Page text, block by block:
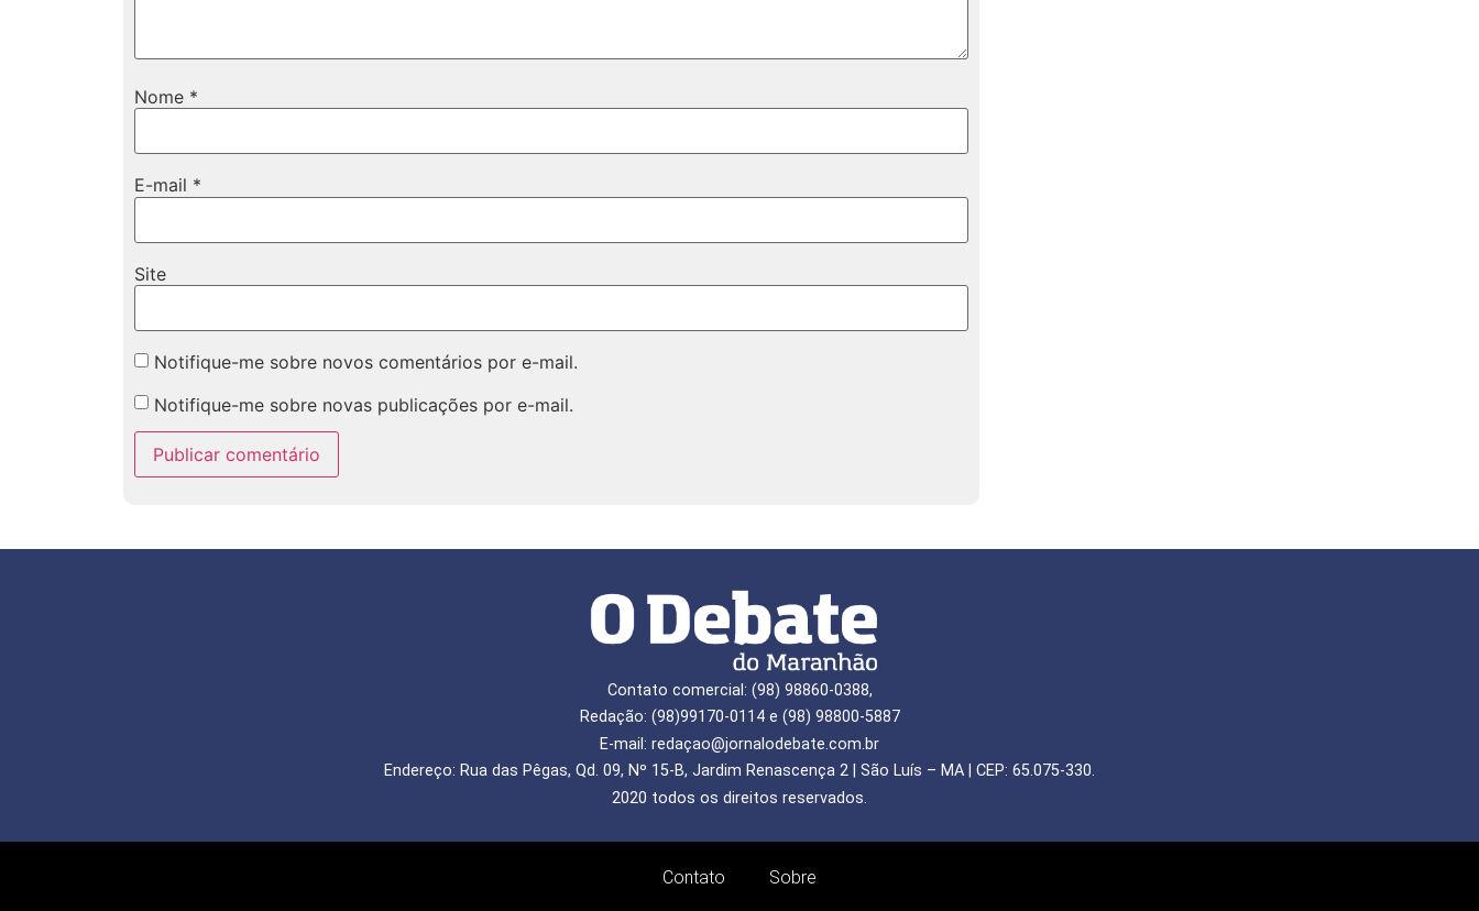
Nome *
E-mail *
Site
Notifique-me sobre novos comentários por e-mail.
Notifique-me sobre novas publicações por e-mail.
Contato comercial: (98) 98860-0388,
Redação: (98)99170-0114 e (98) 98800-5887
E-mail: redaçao@jornalodebate.com.br
Endereço: Rua das Pêgas, Qd. 09, Nº 15-B, Jardim Renascença 2 | São Luís – MA | CEP: 65.075-330.
2020 todos os direitos reservados.
Contato Sobre